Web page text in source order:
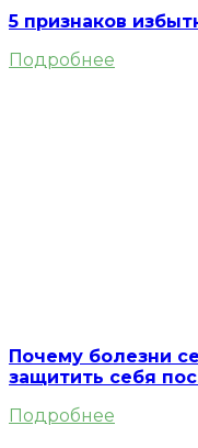
5 признаков
Подробнее
Почему болезни
защитить себя
Подробнее